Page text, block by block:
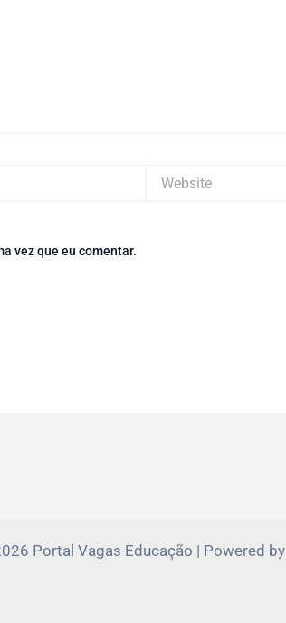
vez que eu comentar.
Portal Vagas Educação | Powered by